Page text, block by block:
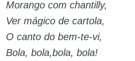
Morango com chantilly,
Ver mágico de cartola,
O canto do bem-te-vi,
Bola, bola,bola, bola!